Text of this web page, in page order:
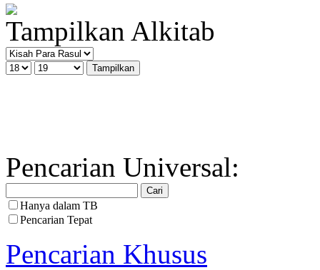
Tampilkan Alkitab
Pencarian Universal:
Hanya dalam TB
Pencarian Tepat
Pencarian Khusus